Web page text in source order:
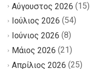
Αύγουστος 2026 (15)
Ιούλιος 2026 (54)
Ιούνιος 2026 (8)
Μάιος 2026 (21)
Απρίλιος 2026 (25)